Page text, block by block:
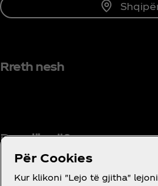
Rreth nesh
Do ndihmë?
Për Cookies
Kur klikoni "Lejo të gjitha"